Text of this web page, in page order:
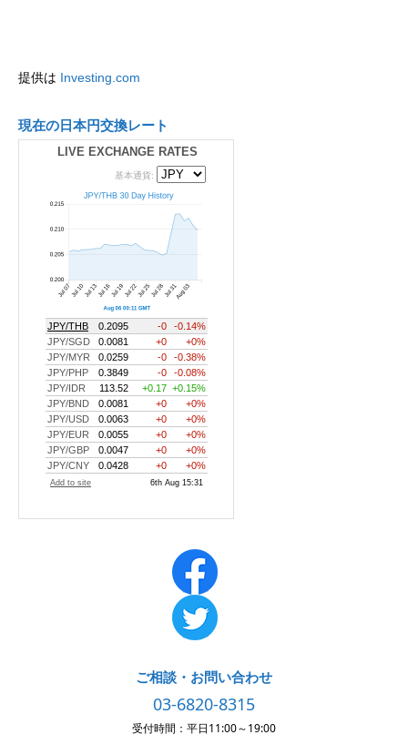
提供は Investing.com
現在の日本円交換レート
LIVE EXCHANGE RATES
ご相談・お問い合わせ
03-6820-8315
受付時間：平日11:00～19:00